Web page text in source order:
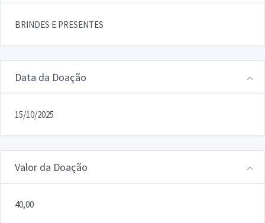
BRINDES E PRESENTES
Data da Doação
15/10/2025
Valor da Doação
40,00